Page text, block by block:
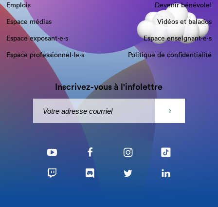
Emplois
Devenir bénévole!
Espace médias
Vidéos et balados
Espace exposant·e⋅s
Espace enseignant·e⋅s
Espace professionnel·le⋅s
Politique de confidentialité
Inscrivez-vous à l'infolettre